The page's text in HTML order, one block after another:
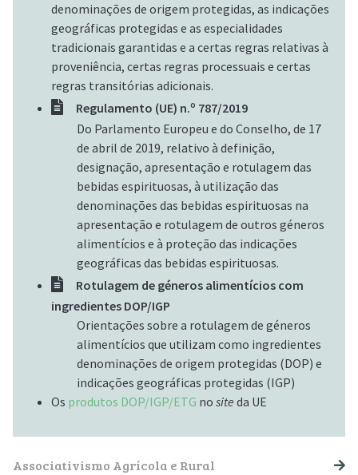
Associativismo Agrícola e Rural
denominações de origem protegidas, as indicações
geográficas protegidas e as especialidades
tradicionais garantidas e a certas regras relativas à
proveniência, certas regras processuais e certas
regras transitórias adicionais.
Regulamento (UE) n.º 787/2019
Do Parlamento Europeu e do Conselho, de 17
de abril de 2019, relativo à definição,
designação, apresentação e rotulagem das
bebidas espirituosas, à utilização das
denominações das bebidas espirituosas na
apresentação e rotulagem de outros géneros
alimentícios e à proteção das indicações
geográficas das bebidas espirituosas.
Rotulagem de géneros alimentícios com
ingredientes DOP/IGP
Orientações sobre a rotulagem de géneros
alimentícios que utilizam como ingredientes
denominações de origem protegidas (DOP) e
indicações geográficas protegidas (IGP)
Os produtos DOP/IGP/ETG no site da UE